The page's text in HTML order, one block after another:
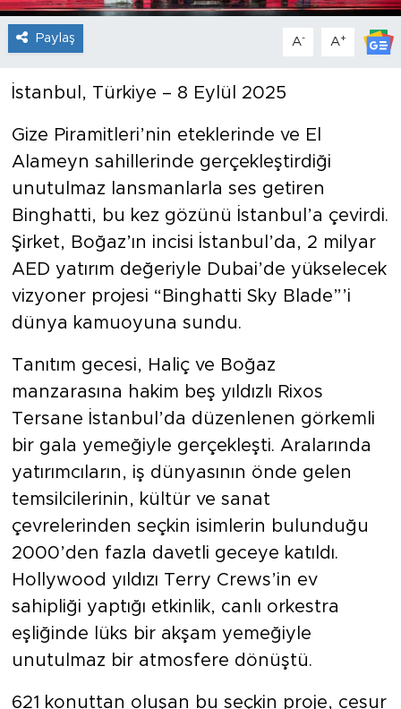
Paylaş A- A+
İstanbul, Türkiye – 8 Eylül 2025
Gize Piramitleri’nin eteklerinde ve El
Alameyn sahillerinde gerçekleştirdiği
unutulmaz lansmanlarla ses getiren
Binghatti, bu kez gözünü İstanbul’a çevirdi.
Şirket, Boğaz’ın incisi İstanbul’da, 2 milyar
AED yatırım değeriyle Dubai’de yükselecek
vizyoner projesi “Binghatti Sky Blade”’i
dünya kamuoyuna sundu.
Tanıtım gecesi, Haliç ve Boğaz
manzarasına hakim beş yıldızlı Rixos
Tersane İstanbul’da düzenlenen görkemli
bir gala yemeğiyle gerçekleşti. Aralarında
yatırımcıların, iş dünyasının önde gelen
temsilcilerinin, kültür ve sanat
çevrelerinden seçkin isimlerin bulunduğu
2000’den fazla davetli geceye katıldı.
Hollywood yıldızı Terry Crews’in ev
sahipliği yaptığı etkinlik, canlı orkestra
eşliğinde lüks bir akşam yemeğiyle
unutulmaz bir atmosfere dönüştü.
621 konuttan oluşan bu seçkin proje, cesur